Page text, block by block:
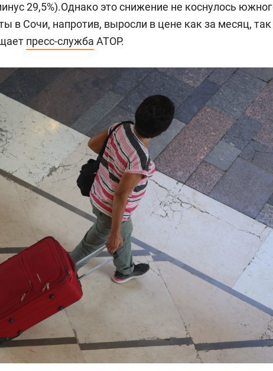
29,5%).Однако это снижение не коснулось
в Сочи, напротив, выросли в цене как за месяц, так
пресс-служба АТОР.